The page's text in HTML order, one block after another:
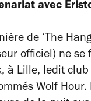
avec
de ‘The
officiel) ne se
à Lille, ledit
Wolf